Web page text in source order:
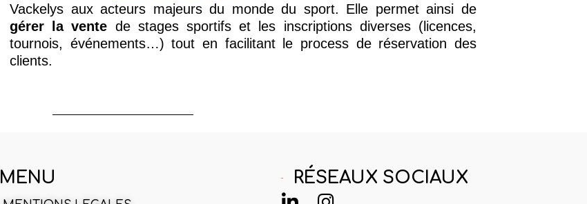
Vackelys aux acteurs majeurs du monde du sport. Elle permet ainsi de
gérer la vente de stages sportifs et les inscriptions diverses (licences,
tournois, événements…) tout en facilitant le process de réservation des
clients.
MENU RÉSEAUX SOCIAUX